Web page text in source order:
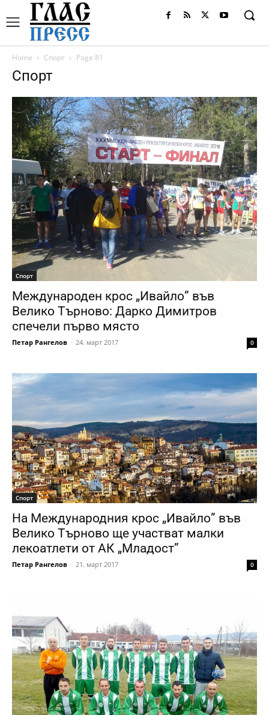
Home Спорт Page 81
Спорт
Спорт
Международeн крос „Ивайло” във
Велико Търново: Дарко Димитров
спечели първо място
Петар Рангелов - 24. март 2017 0
Спорт
На Международния крос „Ивайло” във
Велико Търново ще участват малки
лекоатлети от АК „Младост”
Петар Рангелов - 21. март 2017 0